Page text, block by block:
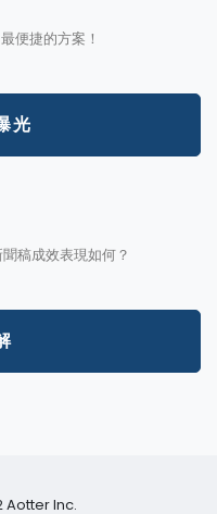
便捷的方案！
光
稿成效表現如何？
Aotter Inc.